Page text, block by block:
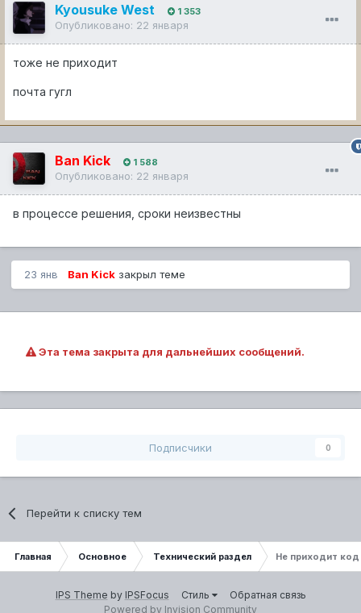
Kyousuke West 1 353
Опубликовано: 22 января
тоже не приходит
почта гугл
Ban Kick 1 588
Опубликовано: 22 января
в процессе решения, сроки неизвестны
23 янв Ban Kick закрыл теме
Эта тема закрыта для дальнейших сообщений.
Подписчики 0
Перейти к списку тем
Главная Основное Технический раздел Не приходит код
IPS Theme by IPSFocus Стиль
Обратная связь
Powered by Invision Community